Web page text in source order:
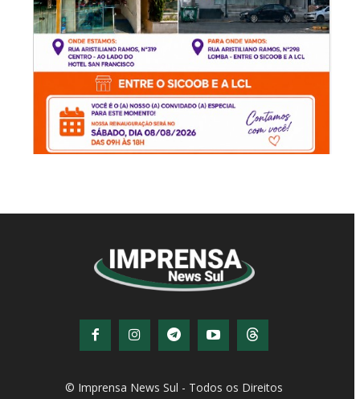
Reservados.
CNPJ: 05.363.840/0001-32